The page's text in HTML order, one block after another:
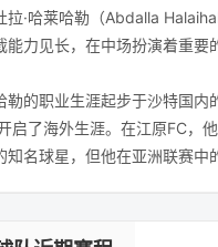
拉·哈莱哈勒（Abdalla
能力见长，在中场扮演着重要
勒的职业生涯起步于沙特国
启了海外生涯。在江原FC，
知名球星，但他在亚洲联赛中